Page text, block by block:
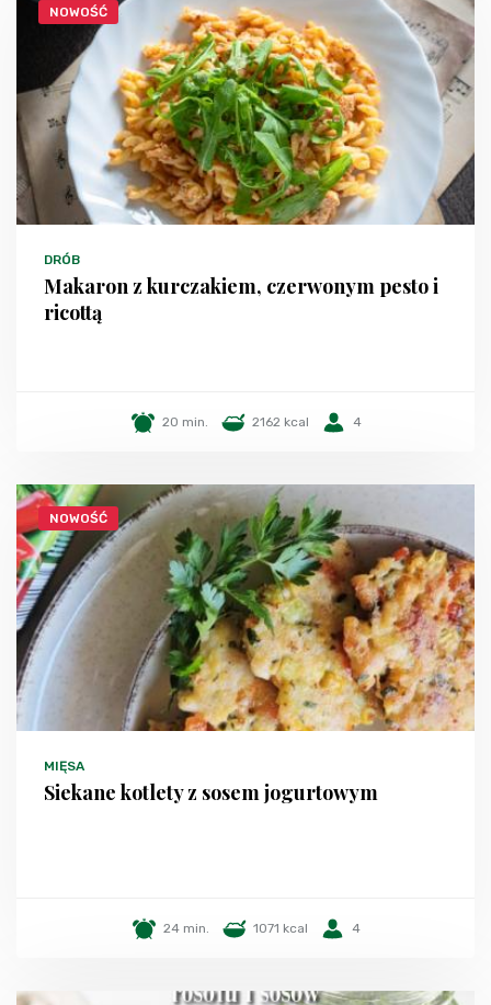
NOWOŚĆ
DRÓB
Makaron z kurczakiem, czerwonym pesto i
ricottą
20 min. 2162 kcal 4
NOWOŚĆ
MIĘSA
Siekane kotlety z sosem jogurtowym
24 min. 1071 kcal 4